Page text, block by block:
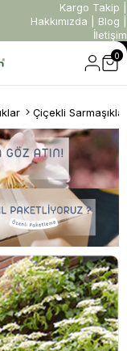
Kargo Takip
Hakkımızda
Blog
İletişim
0
Çiçekli Sarmaşıklar